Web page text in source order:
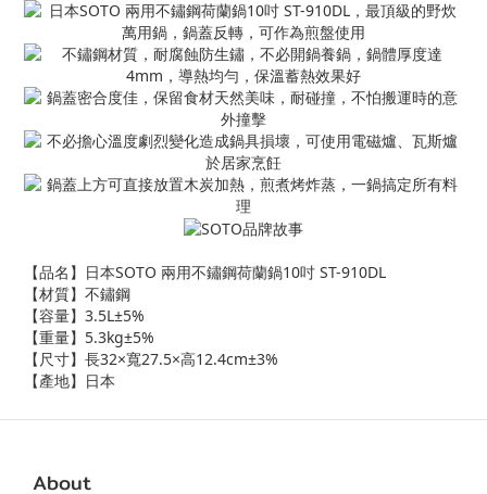
【品名】日本SOTO 兩用不鏽鋼荷蘭鍋10吋 ST-910DL
【材質】不鏽鋼
【容量】3.5L±5%
【重量】5.3kg±5%
【尺寸】長32×寬27.5×高12.4cm±3%
【產地】日本
About